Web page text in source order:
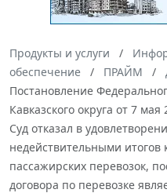
Продукты и услуги
обеспечение
ПРАЙМ
Постановление
Кавказского округа от 7
Суд отказал в
недействительными итогов
пассажирских перевозок,
договора по перевозке